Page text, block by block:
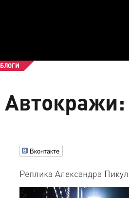
БЛОГИ
Вконтакте
Реплика Александра